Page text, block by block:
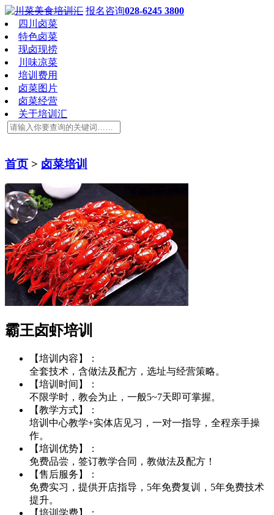
报名咨询028-6245 3800
四川卤菜
特色卤菜
现卤现捞
川味凉菜
培训费用
卤菜图片
卤菜经营
关于培训汇
首页 > 卤菜培训
霸王卤虾培训
【培训内容】：
全套技术，含做法及配方，选址与经营策略。
【培训时间】：
不限学时，教会为止，一般5~7天即可掌握。
【教学方式】：
培训中心教学+实体店见习，一对一指导，全程亲手操
作。
【培训优势】：
免费品尝，签订教学合同，教做法及配方！
【售后服务】：
免费实习，提供开店指导，5年免费复训，5年免费技术
提升。